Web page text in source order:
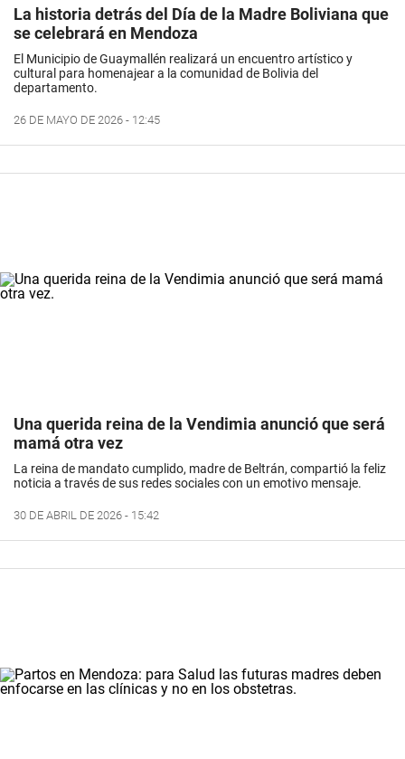
La historia detrás del Día de la Madre Boliviana que
se celebrará en Mendoza
El Municipio de Guaymallén realizará un encuentro artístico y
cultural para homenajear a la comunidad de Bolivia del
departamento.
26 DE MAYO DE 2026 - 12:45
Una querida reina de la Vendimia anunció que será
mamá otra vez
La reina de mandato cumplido, madre de Beltrán, compartió la feliz
noticia a través de sus redes sociales con un emotivo mensaje.
30 DE ABRIL DE 2026 - 15:42